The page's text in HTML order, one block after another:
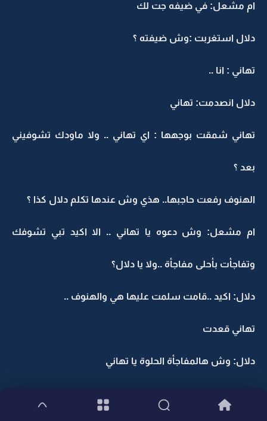
ام مشعل: في ضيفه جت لك
دلال استغربت :وش ضيفته ؟
تهاني : انا ..
دلال انصدمت: تهاني
تهاني شمقت بوجهها : اي تهاني .. ولا ماودك تشوفيني
بعد ؟
الهنوف رفعت حاجبها.. هذي وش عندها تكلم دلال كذا ؟
ام مشعل: وش دعوه يا تهاني .. الا اكيد تبي تشوفك
وتفاجأت بأحلى مفاجأة ..ولا يا دلال؟
دلال: اكيد ..قامت سلمت عليها هي والهنوف ..
تهاني قعدت
دلال: وش هالمفاجأة الحلوة يا تهاني